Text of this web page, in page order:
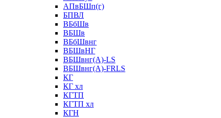
АПвБШп(г)
БПВЛ
ВБбШв
ВБШв
ВБбШвнг
ВБШвНГ
ВБШвнг(А)-LS
ВБШвнг(А)-FRLS
КГ
КГ хл
КГТП
КГТП хл
КГН